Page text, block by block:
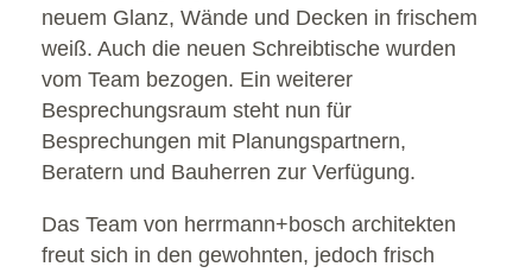
neuem Glanz, Wände und Decken in frischem
weiß. Auch die neuen Schreibtische wurden
vom Team bezogen. Ein weiterer
Besprechungsraum steht nun für
Besprechungen mit Planungspartnern,
Beratern und Bauherren zur Verfügung.
Das Team von herrmann+bosch architekten
freut sich in den gewohnten, jedoch frisch